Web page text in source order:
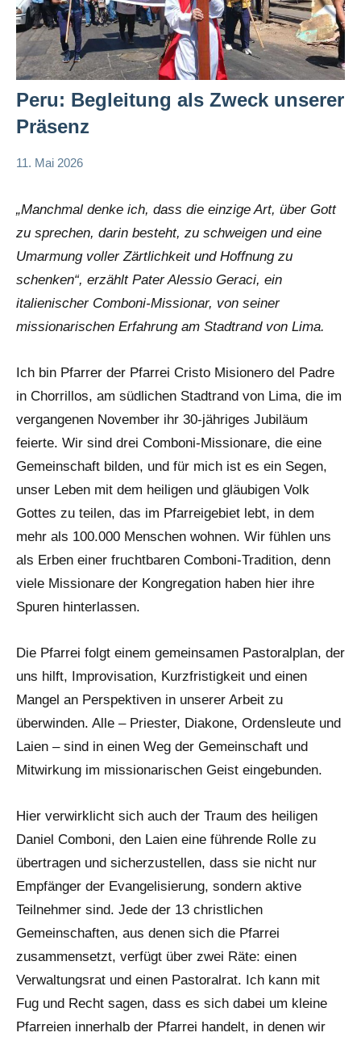
Peru: Begleitung als Zweck unserer
Präsenz
11. Mai 2026
„Manchmal denke ich, dass die einzige Art, über Gott
zu sprechen, darin besteht, zu schweigen und eine
Umarmung voller Zärtlichkeit und Hoffnung zu
schenken“, erzählt Pater Alessio Geraci, ein
italienischer Comboni-Missionar, von seiner
missionarischen Erfahrung am Stadtrand von Lima.
Ich bin Pfarrer der Pfarrei Cristo Misionero del Padre
in Chorrillos, am südlichen Stadtrand von Lima, die im
vergangenen November ihr 30-jähriges Jubiläum
feierte. Wir sind drei Comboni-Missionare, die eine
Gemeinschaft bilden, und für mich ist es ein Segen,
unser Leben mit dem heiligen und gläubigen Volk
Gottes zu teilen, das im Pfarreigebiet lebt, in dem
mehr als 100.000 Menschen wohnen. Wir fühlen uns
als Erben einer fruchtbaren Comboni-Tradition, denn
viele Missionare der Kongregation haben hier ihre
Spuren hinterlassen.
Die Pfarrei folgt einem gemeinsamen Pastoralplan, der
uns hilft, Improvisation, Kurzfristigkeit und einen
Mangel an Perspektiven in unserer Arbeit zu
überwinden. Alle – Priester, Diakone, Ordensleute und
Laien – sind in einen Weg der Gemeinschaft und
Mitwirkung im missionarischen Geist eingebunden.
Hier verwirklicht sich auch der Traum des heiligen
Daniel Comboni, den Laien eine führende Rolle zu
übertragen und sicherzustellen, dass sie nicht nur
Empfänger der Evangelisierung, sondern aktive
Teilnehmer sind. Jede der 13 christlichen
Gemeinschaften, aus denen sich die Pfarrei
zusammensetzt, verfügt über zwei Räte: einen
Verwaltungsrat und einen Pastoralrat. Ich kann mit
Fug und Recht sagen, dass es sich dabei um kleine
Pfarreien innerhalb der Pfarrei handelt, in denen wir